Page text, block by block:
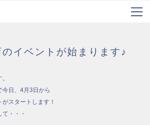
イベントが始まります♪
今日、4月3日から
スタートします！
・・・